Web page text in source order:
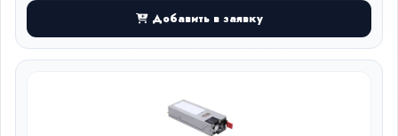
Добавить в заявку